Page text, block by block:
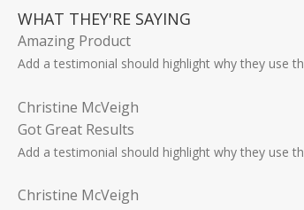
WHAT THEY'RE SAYING
Amazing Product
Add a testimonial should highlight why they use
Christine McVeigh
Got Great Results
Add a testimonial should highlight why they use
Christine McVeigh